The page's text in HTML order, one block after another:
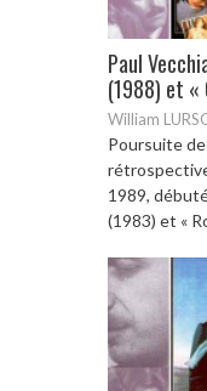
Paul
(1988) et «
William
Poursuite
1989,
(1983) et «